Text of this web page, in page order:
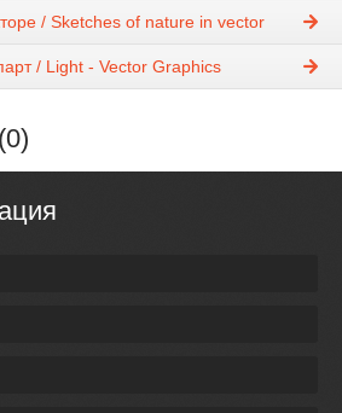
/ Sketches of nature in vector
/ Light - Vector Graphics